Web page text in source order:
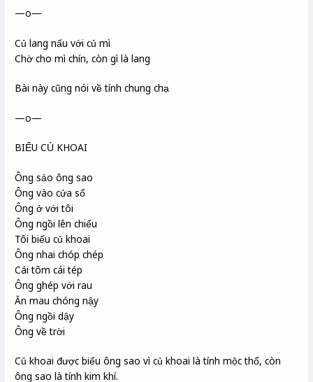
—o—
Củ lang nấu với củ mì
Chờ cho mì chín, còn gì là lang
Bài này cũng nói về tính chung chạ
—o—
BIẾU CỦ KHOAI
Ông sảo ông sao
Ông vào cửa sổ
Ông ở với tôi
Ông ngồi lên chiếu
Tôi biếu củ khoai
Ông nhai chóp chép
Cái tôm cái tép
Ông ghép với rau
Ăn mau chóng nậy
Ông ngồi dậy
Ông về trời
Củ khoai được biếu ông sao vì củ khoai là tính mộc thổ, còn
ông sao là tính kim khí.